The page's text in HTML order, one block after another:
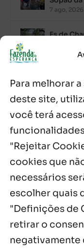
Para melhorar
deste site,
você terá
"Rejeitar
cookies que
necessários
escolher quais
"Definições de
retirar o
negativamente
7 ago, 2026
Es de
7 ago, 2026
Palavra
7 ago, 2026
Oito anos
Feminina
com
6 ago, 2026
Notícias por
Próximos